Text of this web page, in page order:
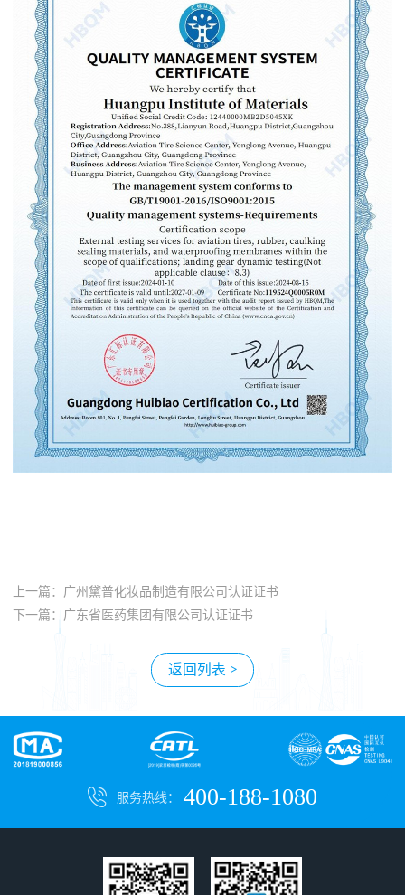
上一篇：广州黛普化妆品制造有限公司认证证书
下一篇：广东省医药集团有限公司认证证书
返回列表 >
服务热线： 400-188-1080